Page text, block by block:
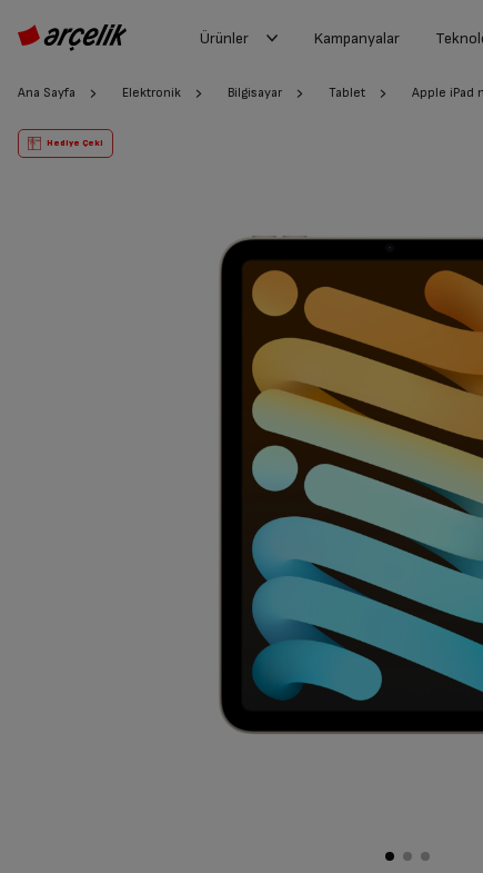
Ürünler Kampanyalar
Ana Sayfa Elektronik Bilgisayar Tablet Apple iPad
Hediye Çeki